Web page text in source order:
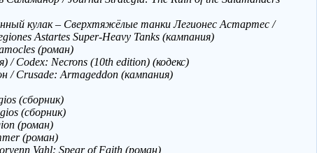
кулак – Сверхтяжёлые танки Легионес Астартес /
Astartes Super-Heavy Tanks (кампания)
(роман)
/ Codex: Necrons (10th edition) (кодекс)
/ Crusade: Armageddon (кампания)
(сборник)
(сборник)
(роман)
(роман)
Vahl: Spear of Faith (роман)